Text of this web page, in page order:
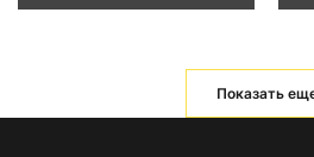
Показать